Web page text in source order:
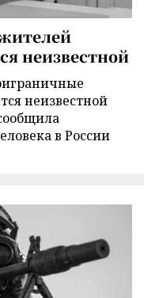
неизвестной
неизвестной
в России